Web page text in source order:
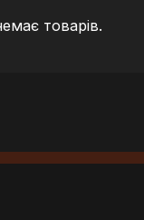
товарів.